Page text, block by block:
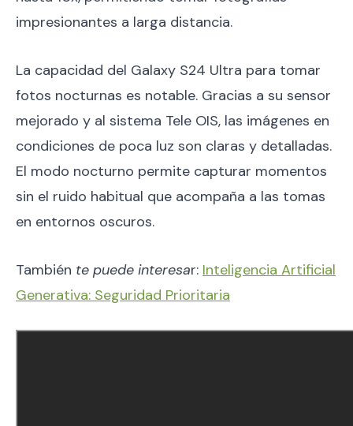
impresionantes a larga distancia.
La capacidad del Galaxy S24 Ultra para tomar
fotos nocturnas es notable. Gracias a su sensor
mejorado y al sistema Tele OIS, las imágenes en
condiciones de poca luz son claras y detalladas.
El modo nocturno permite capturar momentos
sin el ruido habitual que acompaña a las tomas
en entornos oscuros.
También te puede interesar: Inteligencia Artificial
Generativa: Seguridad Prioritaria